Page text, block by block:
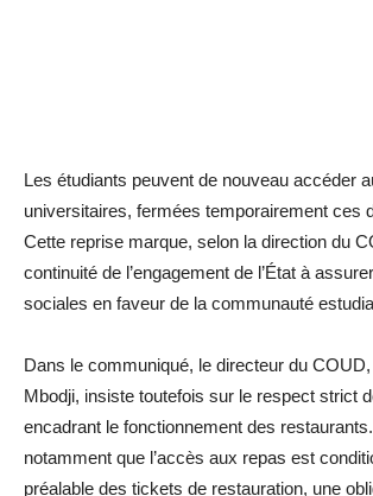
Les étudiants peuvent de nouveau accéder
universitaires, fermées temporairement ces
Cette reprise marque, selon la direction du
continuité de l’engagement de l’État à
sociales en faveur de la communauté
Dans le communiqué, le directeur du
Mbodji, insiste toutefois sur le respect strict
encadrant le fonctionnement des
notamment que l’accès aux repas est
préalable des tickets de restauration, une